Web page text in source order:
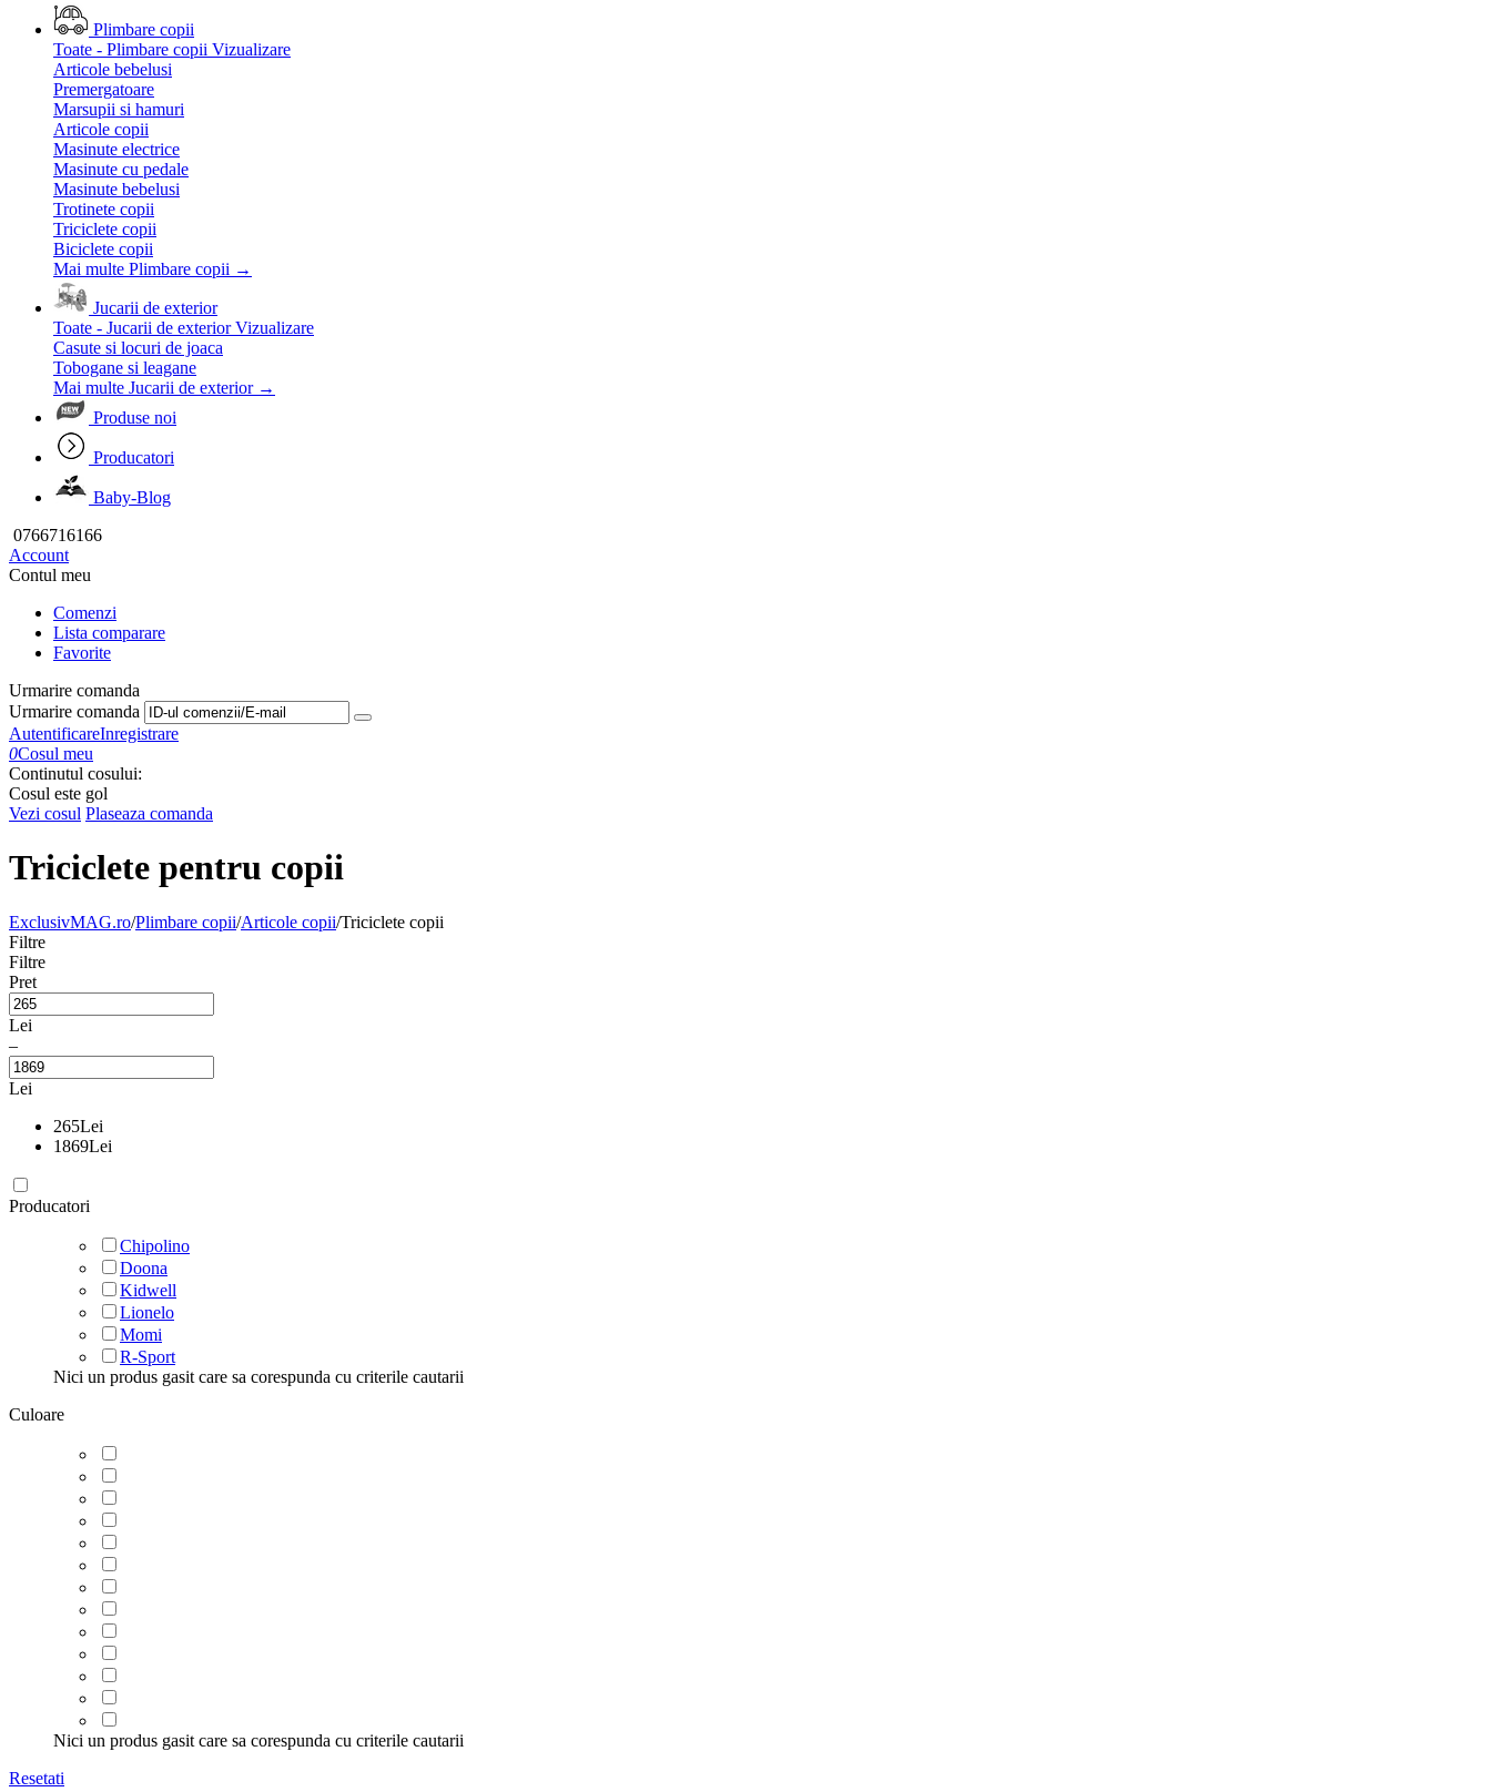
Plimbare copii
Toate - Plimbare copii Vizualizare
Articole bebelusi
Premergatoare
Marsupii si hamuri
Articole copii
Masinute electrice
Masinute cu pedale
Masinute bebelusi
Trotinete copii
Triciclete copii
Biciclete copii
Mai multe Plimbare copii →
Jucarii de exterior
Toate - Jucarii de exterior Vizualizare
Casute si locuri de joaca
Tobogane si leagane
Mai multe Jucarii de exterior →
Produse noi
Producatori
Baby-Blog
0766716166
Account
Contul meu
Comenzi
Lista comparare
Favorite
Urmarire comanda
Urmarire comanda
AutentificareInregistrare
0Cosul meu
Continutul cosului:
Cosul este gol
Vezi cosul Plaseaza comanda
Triciclete pentru copii
ExclusivMAG.ro/Plimbare copii/Articole copii/Triciclete copii
Filtre
Filtre
Pret
Lei
–
Lei
265Lei
1869Lei
Producatori
Chipolino
Doona
Kidwell
Lionelo
Momi
R-Sport
Nici un produs gasit care sa corespunda cu criterile cautarii
Culoare
Nici un produs gasit care sa corespunda cu criterile cautarii
Resetati